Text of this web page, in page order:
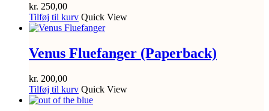
kr. 250,00
Tilføj til kurv Quick View
Venus Fluefanger (Paperback)
kr. 200,00
Tilføj til kurv Quick View